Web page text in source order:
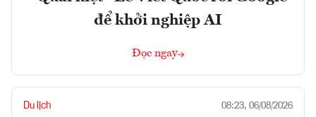
để khởi nghiệp AI
Đọc ngay
Du lịch 08:23, 06/08/2026